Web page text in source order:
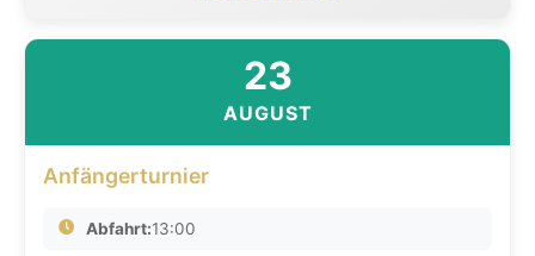
23
AUGUST
Anfängerturnier
Abfahrt:13:00